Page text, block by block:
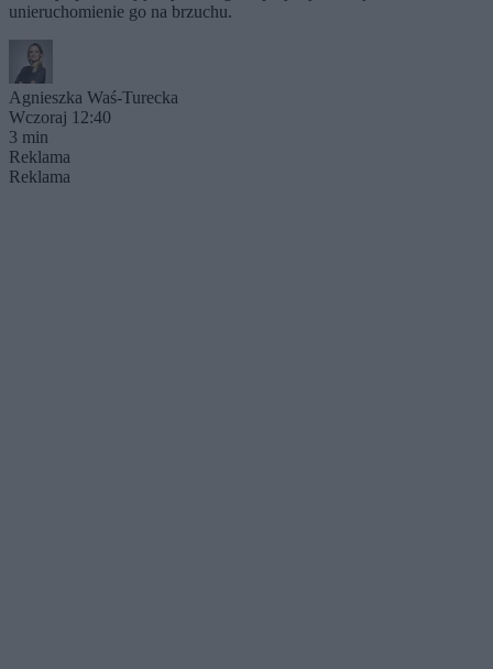
unieruchomienie go na brzuchu.
Agnieszka Waś-Turecka
Wczoraj 12:40
3 min
Reklama
Reklama